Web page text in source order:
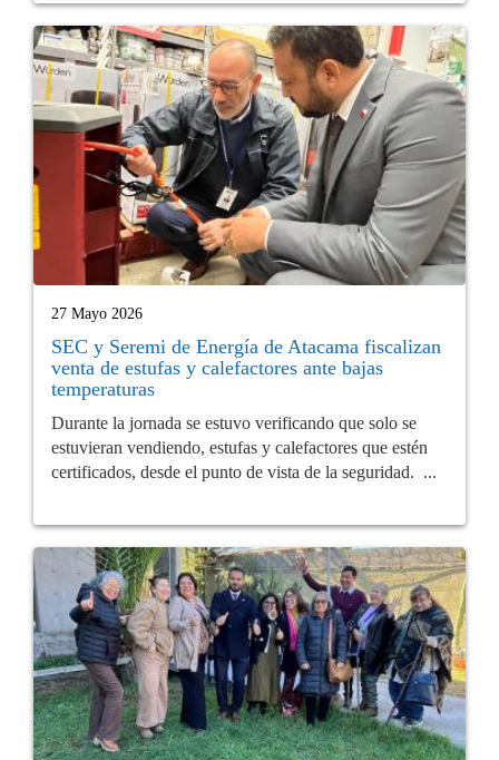
27 Mayo 2026
SEC y Seremi de Energía de Atacama fiscalizan
venta de estufas y calefactores ante bajas
temperaturas
Durante la jornada se estuvo verificando que solo se
estuvieran vendiendo, estufas y calefactores que estén
certificados, desde el punto de vista de la seguridad. ...